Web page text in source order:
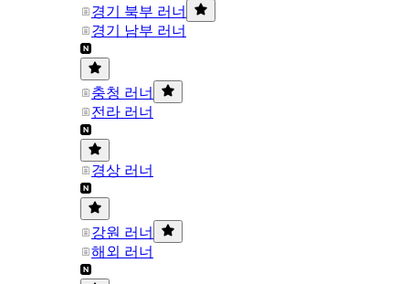
경기 북부 러너
경기 남부 러너
충청 러너
전라 러너
경상 러너
강원 러너
해외 러너